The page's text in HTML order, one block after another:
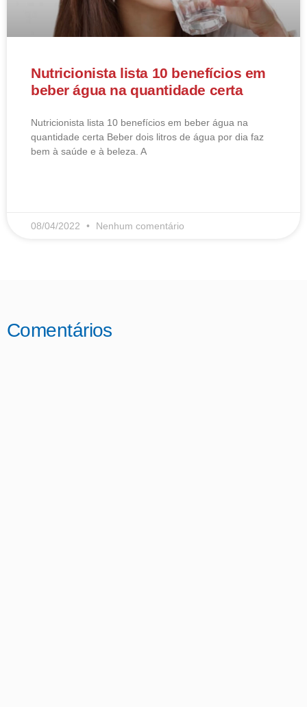
Nutricionista lista 10 benefícios em
beber água na quantidade certa
Nutricionista lista 10 benefícios em beber água na
quantidade certa Beber dois litros de água por dia faz
bem à saúde e à beleza. A
08/04/2022 Nenhum comentário
Comentários